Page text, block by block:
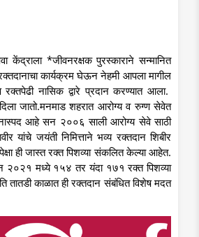
*जीवनरक्षक पुरस्काराने सन्मानित
कार्यक्रम घेऊन नेहमी आपला मागील
नासिक द्वारे प्रदान करण्यात आला.
दिला जातो.मनमाड शहरात आरोग्य व रुग्ण सेवेत
आहे सन २००६ साली आरोग्य सेवे साठी
जयंती निमित्ताने भव्य रक्तदान शिबीर
ही जास्त रक्त पिशव्या संकलित केल्या आहेत.
मध्ये १५४ तर यंदा १७१ रक्त पिशव्या
तातडी काळात ही रक्तदान संबंधित विशेष मदत